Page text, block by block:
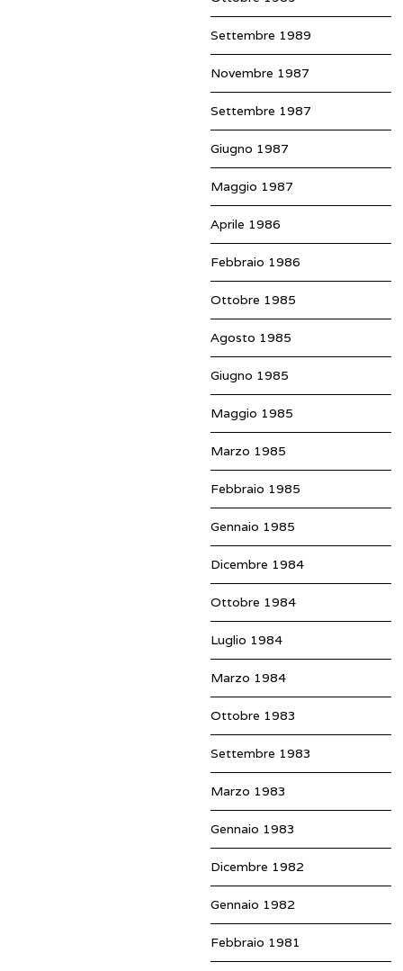
Settembre 1989
Novembre 1987
Settembre 1987
Giugno 1987
Maggio 1987
Aprile 1986
Febbraio 1986
Ottobre 1985
Agosto 1985
Giugno 1985
Maggio 1985
Marzo 1985
Febbraio 1985
Gennaio 1985
Dicembre 1984
Ottobre 1984
Luglio 1984
Marzo 1984
Ottobre 1983
Settembre 1983
Marzo 1983
Gennaio 1983
Dicembre 1982
Gennaio 1982
Febbraio 1981